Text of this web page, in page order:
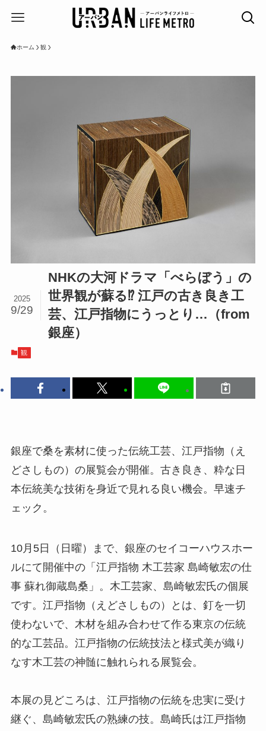
ホーム 観
NHKの大河ドラマ「べらぼう」の
世界観が蘇る⁉ 江戸の古き良き工
芸、江戸指物にうっとり…（from
銀座）
2025
9/29
観
銀座で桑を素材に使った伝統工芸、江戸指物（え
どさしもの）の展覧会が開催。古き良き、粋な日
本伝統美な技術を身近で見れる良い機会。早速チ
ェック。
10月5日（日曜）まで、銀座のセイコーハウスホー
ルにて開催中の「江戸指物 木工芸家 島崎敏宏の仕
事 蘇れ御蔵島桑」。木工芸家、島崎敏宏氏の個展
です。江戸指物（えどさしもの）とは、釘を一切
使わないで、木材を組み合わせて作る東京の伝統
的な工芸品。江戸指物の伝統技法と様式美が織り
なす木工芸の神髄に触れられる展覧会。
本展の見どころは、江戸指物の伝統を忠実に受け
継ぐ、島崎敏宏氏の熟練の技。島崎氏は江戸指物